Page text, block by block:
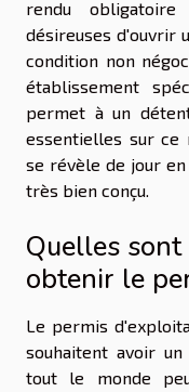
rendu
désireuses d'ouvrir
condition non
établissement
permet à un
essentielles sur ce
se révèle de jour
très bien conçu.
Quelles
obtenir le
Le permis
souhaitent avoir
tout le monde